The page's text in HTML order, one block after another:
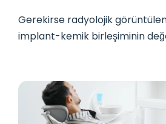
Gerekirse radyolojik
implant-kemik birleşiminin